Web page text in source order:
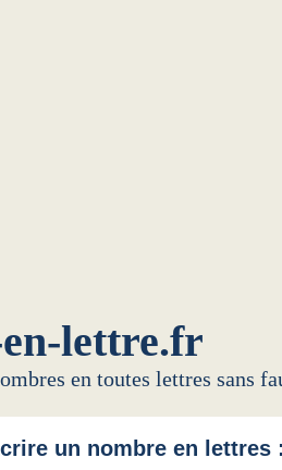
lettre.fr
en toutes lettres sans
un nombre en lettres :